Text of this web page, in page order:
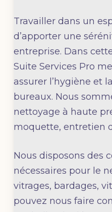
Travailler dans un
d’apporter une
entreprise. Dans
Suite Services Pro
assurer l’hygiène et
bureaux. Nous
nettoyage à haute
moquette, entretien
Nous disposons des
nécessaires pour le
vitrages, bardages,
pouvez nous faire